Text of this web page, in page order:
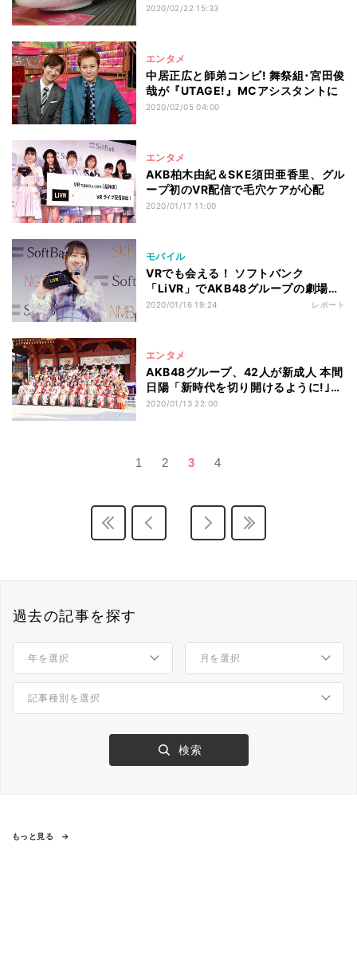
2020/02/22 15:33
エンタメ
中居正広と師弟コンビ! 舞祭組･宮田俊
哉が『UTAGE!』MCアシスタントに
2020/02/05 04:00
エンタメ
AKB柏木由紀＆SKE須田亜香里、グル
ープ初のVR配信で毛穴ケアが心配
2020/01/17 11:00
モバイル
VRでも会える！ ソフトバンク
「LiVR」でAKB48グループの劇場公
演を生配信
2020/01/16 19:24 レポート
エンタメ
AKB48グループ、42人が新成人 本間
日陽「新時代を切り開けるように!｣と
意欲
2020/01/13 22:00
1 2 3 4
過去の記事を探す
もっと見る